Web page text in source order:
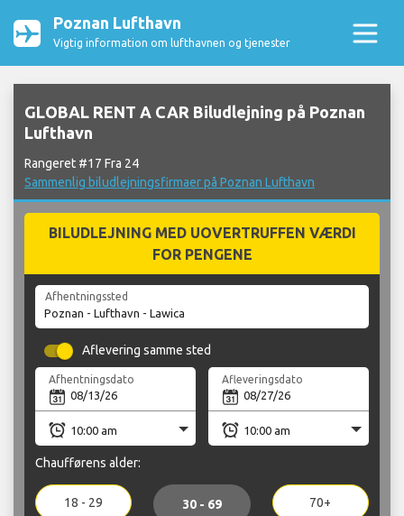
Poznan Lufthavn
Vigtig information om lufthavnen og tjenester
GLOBAL RENT A CAR Biludlejning på Poznan
Lufthavn
Rangeret #17 Fra 24
Sammenlig biludlejningsfirmaer på Poznan Lufthavn
BILUDLEJNING MED UOVERTRUFFEN VÆRDI
FOR PENGENE
Afhentningssted
Aflevering samme sted
Afhentningsdato Afleveringsdato
Chaufførens alder:
18 - 29 30 - 69 70+